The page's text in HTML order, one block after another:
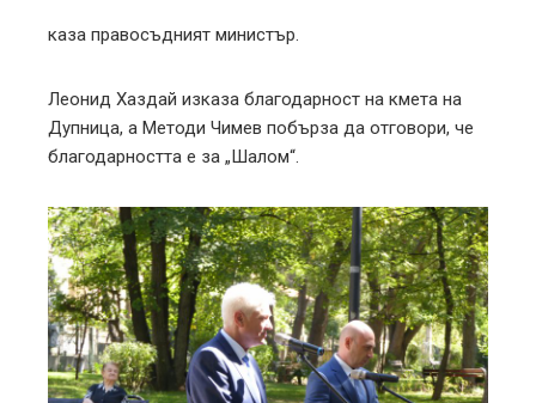
каза правосъдният министър.
Леонид Хаздай изказа благодарност на кмета на
Дупница, а Методи Чимев побърза да отговори, че
благодарността е за „Шалом“.